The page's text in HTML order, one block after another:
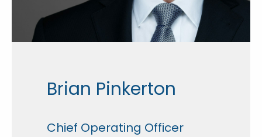
Brian Pinkerton
Chief Operating Officer